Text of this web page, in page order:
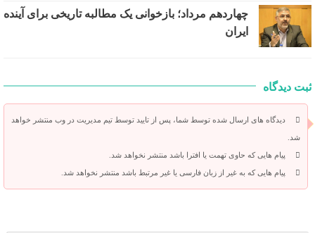
چهاردهم مرداد؛ بازخوانی یک مطالبه تاریخی برای آینده
ایران
ثبت دیدگاه
دیدگاه های ارسال شده توسط شما، پس از تایید توسط تیم مدیریت در وب منتشر خواهد
شد.
پیام هایی که حاوی تهمت یا افترا باشد منتشر نخواهد شد.
پیام هایی که به غیر از زبان فارسی یا غیر مرتبط باشد منتشر نخواهد شد.